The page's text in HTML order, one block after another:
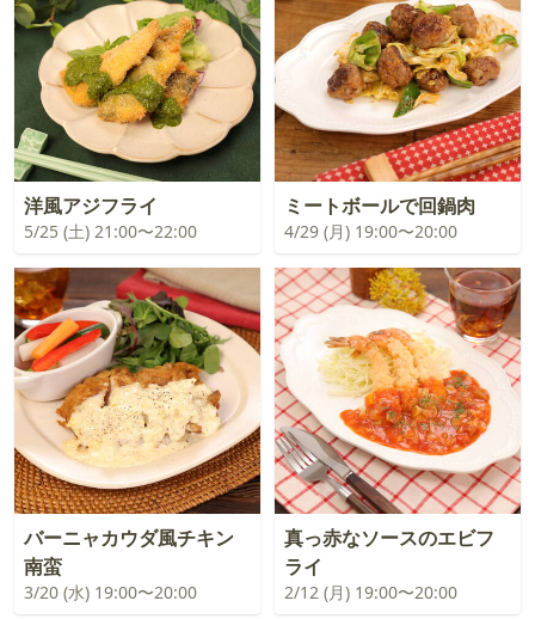
洋風アジフライ
5/25 (土) 21:00〜22:00
ミートボールで回鍋肉
4/29 (月) 19:00〜20:00
バーニャカウダ風チキン
南蛮
3/20 (水) 19:00〜20:00
真っ赤なソースのエビフ
ライ
2/12 (月) 19:00〜20:00